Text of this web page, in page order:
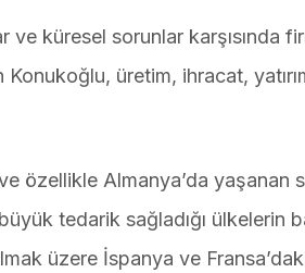
küresel sorunlar karşısında
üretim, ihracat,
özellikle Almanya’da yaşanan
tedarik sağladığı ülkelerin
üzere İspanya ve